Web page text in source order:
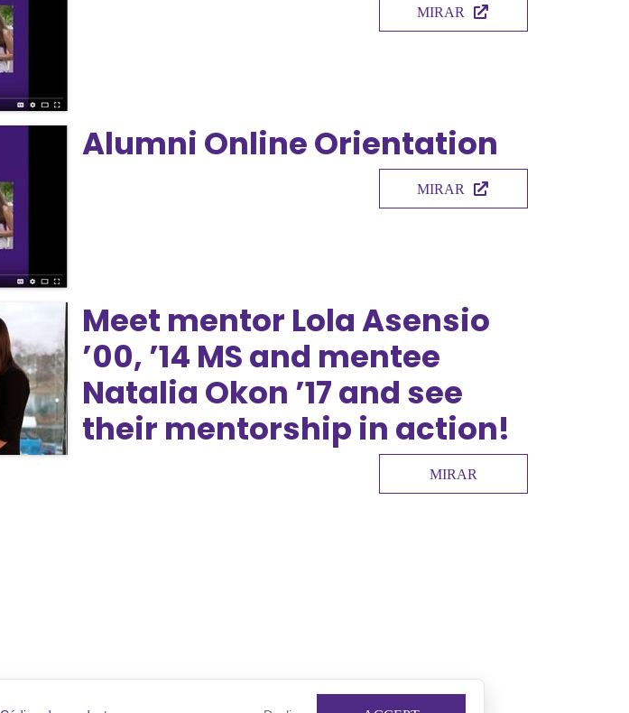
MIRAR
Alumni Online Orientation
MIRAR
Meet mentor Lola Asensio
’00, ’14 MS and mentee
Natalia Okon ’17 and see
their mentorship in action!
MIRAR